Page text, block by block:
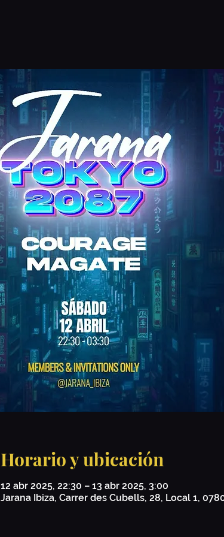
Horario y ubicación
12 abr 2025, 22:30 – 13 abr 2025, 3:00
Jarana Ibiza, Carrer des Cubells, 28, Local 1,